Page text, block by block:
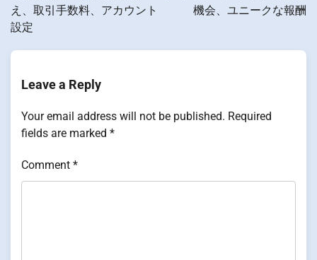
え、取引手数料、アカウント
設定
機会、ユニークな報酬
Leave a Reply
Your email address will not be published. Required
fields are marked *
Comment *